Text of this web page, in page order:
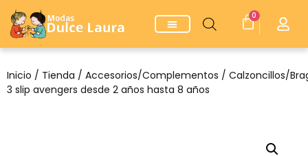
0
Inicio / Tienda / Accesorios/Complementos / Calzoncillos/
3 slip avengers desde 2 años hasta 8 años